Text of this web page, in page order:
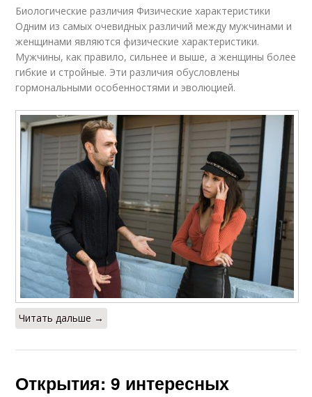
Биологические различия Физические характеристики
Одним из самых очевидных различий между мужчинами и
женщинами являются физические характеристики.
Мужчины, как правило, сильнее и выше, а женщины более
гибкие и стройные. Эти различия обусловлены
гормональными особенностями и эволюцией.
Читать дальше →
Открытия: 9 интересных